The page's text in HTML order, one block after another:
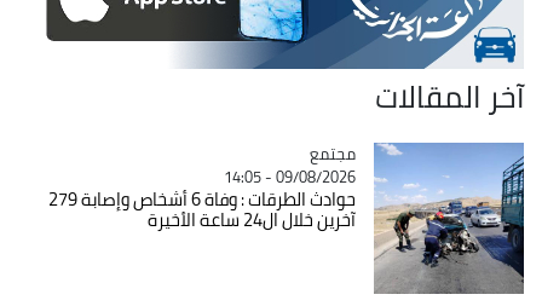
آخر المقالات
Catégorie
مجتمع
09/08/2026 - 14:05
حوادث الطرقات : وفاة 6 أشخاص وإصابة 279
آخرين خلال ال24 ساعة الأخيرة